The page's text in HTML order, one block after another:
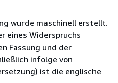
wurde maschinell erstellt.
eines Widerspruchs
Fassung und der
infolge von
ist die englische